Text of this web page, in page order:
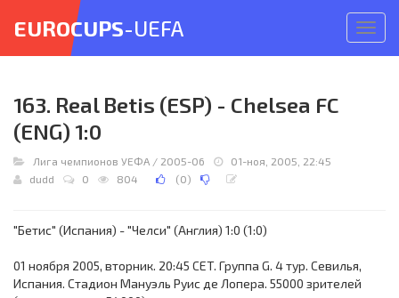
меню
EUROCUPS-UEFA
163. Real Betis (ESP) - Chelsea FC
(ENG) 1:0
Лига чемпионов УЕФА / 2005-06
01-ноя, 2005, 22:45
dudd
0 804 (0)
"Бетис" (Испания) - "Челси" (Англия) 1:0 (1:0)
01 ноября 2005, вторник. 20:45 CET. Группа G. 4 тур. Севилья,
Испания. Стадион Мануэль Руис де Лопера. 55000 зрителей